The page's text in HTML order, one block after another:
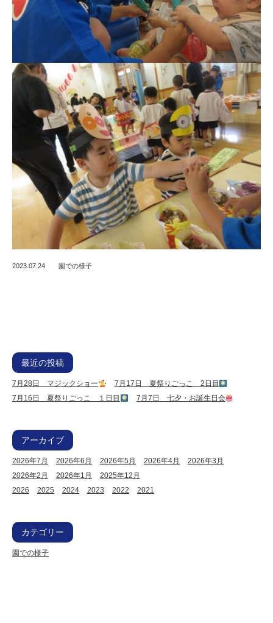
2023.07.24 園での様子
最近の投稿
7月28日 マジックショー
7月17日 夏祭りごっこ 2日目
7月16日 夏祭りごっこ １日目
7月7日 七夕・お誕生日会
アーカイブ
2026年7月 2026年6月 2026年5月 2026年4月
2026年3月
2026年2月
2026年1月
2025年12月
2026
2025 2024 2023 2022 2021
カテゴリー
園での様子